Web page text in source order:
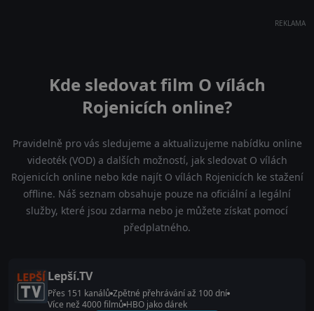
REKLAMA
Kde sledovat film O vílách
Rojenicích online?
Pravidelně pro vás sledujeme a aktualizujeme nabídku online
videoték (VOD) a dalších možností, jak sledovat O vílách
Rojenicích online nebo kde najít O vílách Rojenicích ke stažení
offline. Náš seznam obsahuje pouze na oficiální a legální
služby, které jsou zdarma nebo je můžete získat pomocí
předplatného.
Lepší.TV
Přes 151 kanálů Zpětné přehrávání až 100 dní
Více než 4000 filmů HBO jako dárek